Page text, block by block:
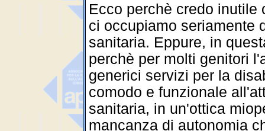
Ecco perchè credo inutile
ci occupiamo seriamente
sanitaria. Eppure, in
perchè per molti genitori
generici servizi per la
comodo e funzionale
sanitaria, in un'ottica
mancanza di autonomia